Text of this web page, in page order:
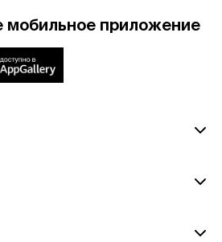
мобильное приложение